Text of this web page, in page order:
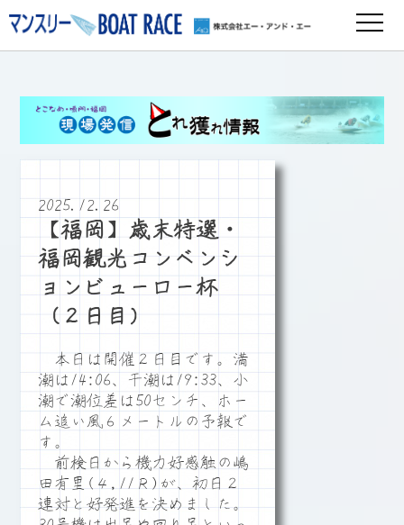
2025.12.26
【福岡】歳末特選・
福岡観光コンベンシ
ョンビューロー杯
（２日目）
本日は開催２日目です。満
潮は14:06、干潮は19:33、小
潮で潮位差は50センチ、ホー
ム追い風６メートルの予報で
す。
前検日から機力好感触の嶋
田有里(４,11Ｒ)が、初日２
連対と好発進を決めました。